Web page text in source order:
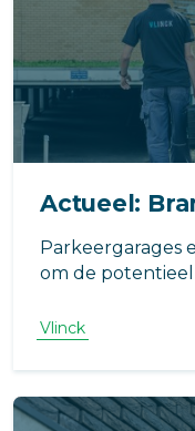
Actueel:
Parkeergarages
om de
auto's worden
gespecialiseerd
over de risico's
Vlinck